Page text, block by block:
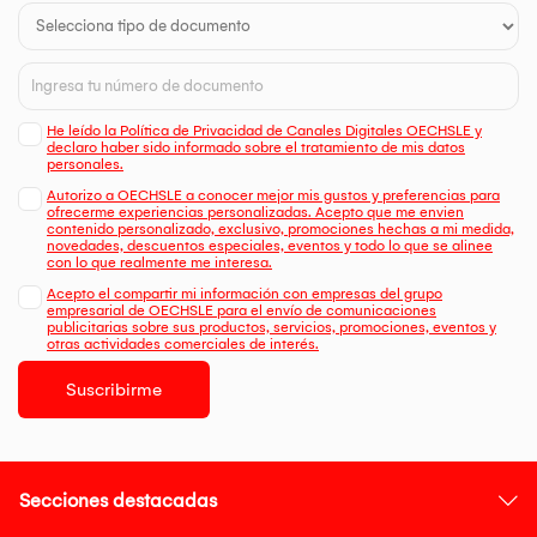
Lector de huellas dactilares Sin lector de huellas dactilares
Otros sistemas de seguridad
SERVICIO
Mejora incluida Ninguno
ACCESORIOS
Accesorios agrupados Ninguno
CERTIFICACIONES
Certificaciones Verdes
ErP Lote 26/6
Cumple con RoHS
STD-810H aprobada (21 elementos de prueba)
Otras certificaciones TÜV Rheinland® Luz azul baja (solución
de software)
INFORMACIÓN DEL MODELO
Modelo 83K6005DLM
Sí
He leído la Política de Privacidad de Canales Digitales OECHSLE y
declaro haber sido informado sobre el tratamiento de mis datos
personales.
Autorizo a OECHSLE a conocer mejor mis gustos y preferencias para
ofrecerme experiencias personalizadas. Acepto que me envien
contenido personalizado, exclusivo, promociones hechas a mi medida,
novedades, descuentos especiales, eventos y todo lo que se alinee
con lo que realmente me interesa.
Acepto el compartir mi información con empresas del grupo
empresarial de OECHSLE para el envío de comunicaciones
publicitarias sobre sus productos, servicios, promociones, eventos y
otras actividades comerciales de interés.
Suscribirme
Secciones destacadas